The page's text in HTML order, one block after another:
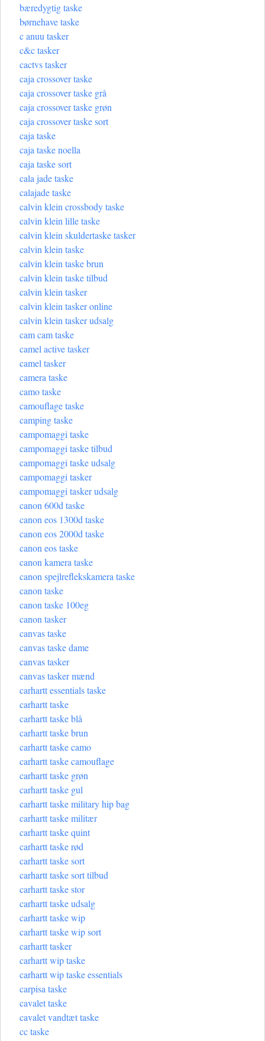
bæredygtig taske
børnehave taske
c anuu tasker
c&c tasker
cactvs tasker
caja crossover taske
caja crossover taske grå
caja crossover taske grøn
caja crossover taske sort
caja taske
caja taske noella
caja taske sort
cala jade taske
calajade taske
calvin klein crossbody taske
calvin klein lille taske
calvin klein skuldertaske tasker
calvin klein taske
calvin klein taske brun
calvin klein taske tilbud
calvin klein tasker
calvin klein tasker online
calvin klein tasker udsalg
cam cam taske
camel active tasker
camel tasker
camera taske
camo taske
camouflage taske
camping taske
campomaggi taske
campomaggi taske tilbud
campomaggi taske udsalg
campomaggi tasker
campomaggi tasker udsalg
canon 600d taske
canon eos 1300d taske
canon eos 2000d taske
canon eos taske
canon kamera taske
canon spejlreflekskamera taske
canon taske
canon taske 100eg
canon tasker
canvas taske
canvas taske dame
canvas tasker
canvas tasker mænd
carhartt essentials taske
carhartt taske
carhartt taske blå
carhartt taske brun
carhartt taske camo
carhartt taske camouflage
carhartt taske grøn
carhartt taske gul
carhartt taske military hip bag
carhartt taske militær
carhartt taske quint
carhartt taske rød
carhartt taske sort
carhartt taske sort tilbud
carhartt taske stor
carhartt taske udsalg
carhartt taske wip
carhartt taske wip sort
carhartt tasker
carhartt wip taske
carhartt wip taske essentials
carpisa taske
cavalet taske
cavalet vandtæt taske
cc taske